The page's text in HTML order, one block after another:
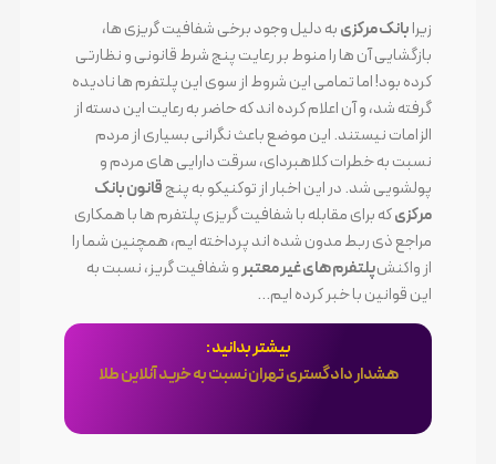
زیرابانک مرکزیبه دلیل وجود برخی شفافیت گریزی ها،
بازگشایی آن ها را منوط بر رعایت پنج شرط قانونی و نظارتی
کرده بود! اما تمامی این شروط از سوی این پلتفرم ها نادیده
گرفته شد، و آن اعلام کرده اند که حاضر به رعایت این دسته از
الزامات نیستند. این موضع باعث نگرانی بسیاری از مردم
نسبت به خطرات کلاهبردای، سرقت دارایی های مردم و
پولشویی شد. در این اخبار از توکنیکو به پنجقانون بانک
مرکزیکه برای مقابله با شفافیت گریزی پلتفرم ها با همکاری
مراجع ذی ربط مدون شده اند پرداخته ایم، همچنین شما را
از واکنشپلتفرم های غیر معتبرو شفافیت گریز، نسبت به
این قوانین با خبر کرده ایم…
بیشتر بدانید :
هشدار دادگستری تهران نسبت به خرید آنلاین طلا